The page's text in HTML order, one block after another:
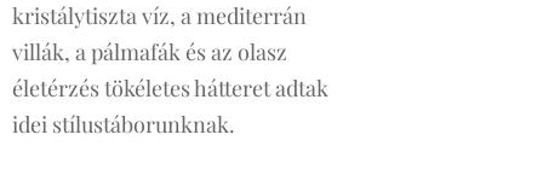
kristálytiszta víz, a mediterrán
villák, a pálmafák és az olasz
életérzés tökéletes hátteret adtak
idei stílustáborunknak.